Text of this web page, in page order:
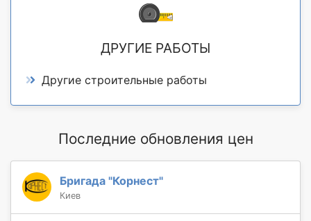
ДРУГИЕ РАБОТЫ
Другие строительные работы
Последние обновления цен
Бригада "Корнест"
Киев